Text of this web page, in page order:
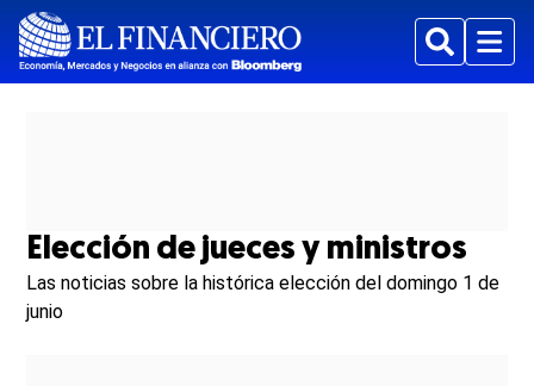
BuscarMenu
Elección de jueces y ministros
Las noticias sobre la histórica elección del domingo 1 de
junio